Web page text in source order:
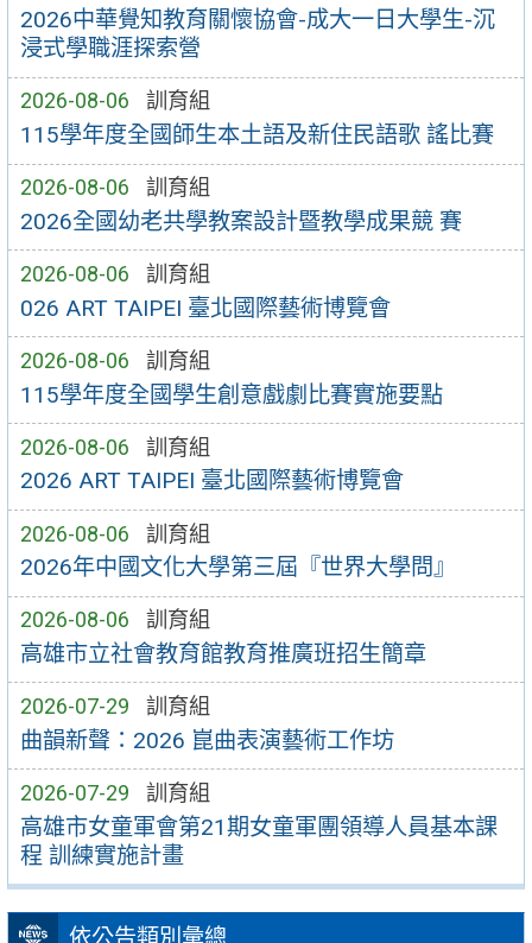
2026中華覺知教育關懷協會-成大一日大學生-沉
浸式學職涯探索營
2026-08-06 訓育組
115學年度全國師生本土語及新住民語歌 謠比賽
2026-08-06 訓育組
2026全國幼老共學教案設計暨教學成果競 賽
2026-08-06 訓育組
026 ART TAIPEI 臺北國際藝術博覽會
2026-08-06 訓育組
115學年度全國學生創意戲劇比賽實施要點
2026-08-06 訓育組
2026 ART TAIPEI 臺北國際藝術博覽會
2026-08-06 訓育組
2026年中國文化大學第三屆『世界大學問』
2026-08-06 訓育組
高雄市立社會教育館教育推廣班招生簡章
2026-07-29 訓育組
曲韻新聲：2026 崑曲表演藝術工作坊
2026-07-29 訓育組
高雄市女童軍會第21期女童軍團領導人員基本課
程 訓練實施計畫